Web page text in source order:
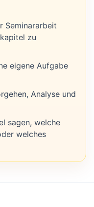
Seminararbeit
zu
eigene Aufgabe
Analyse und
sagen, welche
welches